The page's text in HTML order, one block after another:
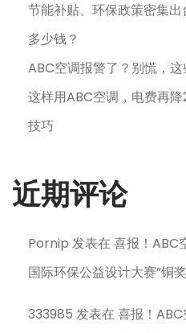
节能补贴、环保政策密集
多少钱？
ABC空调报警了？别慌，
这样用ABC空调，电费再
技巧
近期评论
Pornip 发表在喜报！ABC
国际环保公益设计大赛”铜奖
333985 发表在喜报！ABC